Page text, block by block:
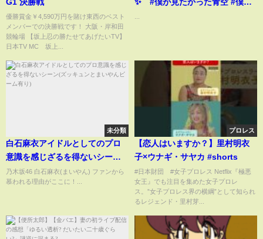
G1 決勝戦
優勝賞金￥4,590万円を賭け東西のベスト
メンバーでの決勝戦です！ 大阪・岸和田
競輪場 【坂上忍の勝たせてあげたいTV】
日本TV MC 坂上...
✨ #僕が見たかった青空 #僕青
未分類
白石麻衣アイドルとしてのプロ
意識を感じざるを得ないシーン
(ズッキュンとまいやんビーム有
り)
乃木坂46 白石麻衣(まいやん) ファンから
慕われる理由がここに！...
プロレス
【恋人はいますか？】里村明衣
子×ウナギ・サヤカ #shorts
#日本財団 #女子プロレス Netflix『極悪
女王』でも注目を集めた女子プロレ
ス。”女子プロレス界の横綱”として知られ
るレジェンド・里村芽...